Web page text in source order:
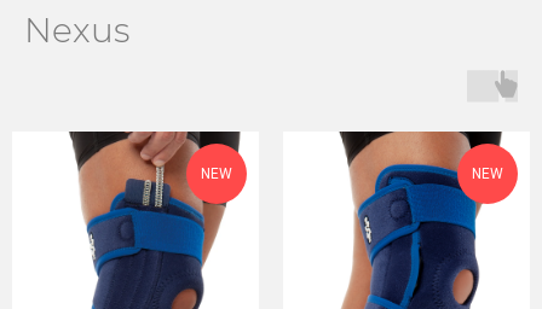
Nexus
NEW NEW